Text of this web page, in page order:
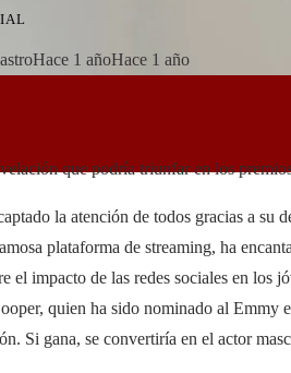
Hace 1 añoHace 1 año
que podría triunfar en los
la atención de todos gracias a su
plataforma de streaming, ha
el impacto de las redes sociales en los
quien ha sido nominado al
Si gana, se convertiría en el actor